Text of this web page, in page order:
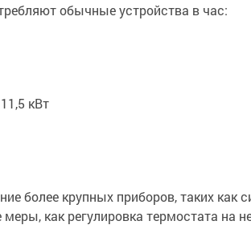
обычные устройства в час:
кВт
более крупных приборов, таких как
как регулировка термостата